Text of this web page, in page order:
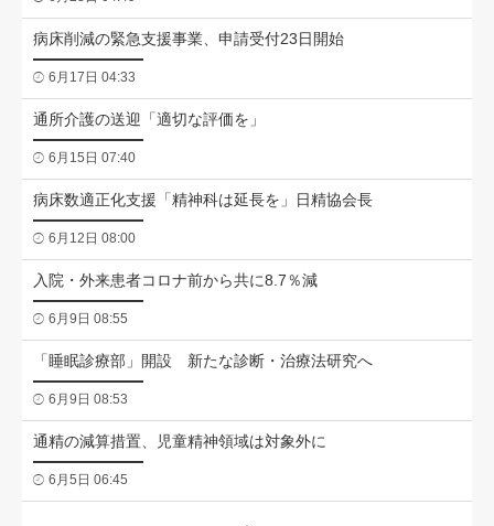
病床削減の緊急支援事業、申請受付23日開始
6月17日 04:33
通所介護の送迎「適切な評価を」
6月15日 07:40
病床数適正化支援「精神科は延長を」日精協会長
6月12日 08:00
入院・外来患者コロナ前から共に8.7％減
6月9日 08:55
「睡眠診療部」開設 新たな診断・治療法研究へ
6月9日 08:53
通精の減算措置、児童精神領域は対象外に
6月5日 06:45